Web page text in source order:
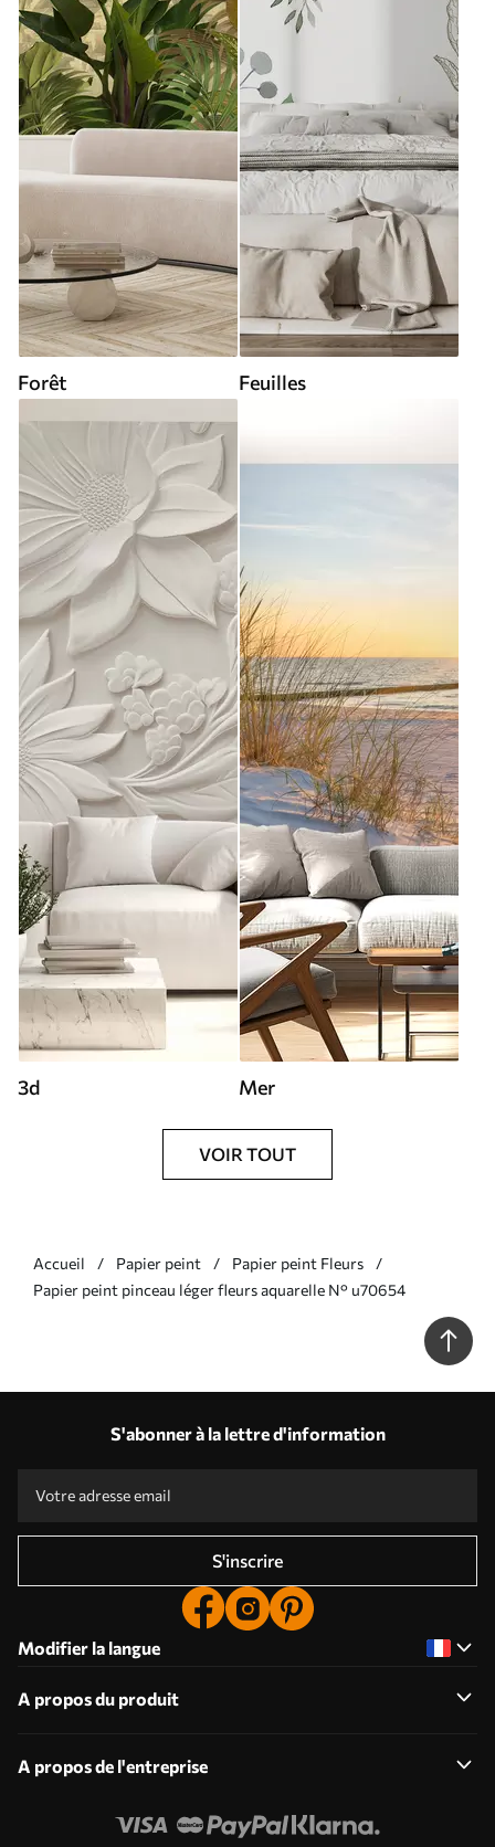
Forêt Feuilles
3d Mer
VOIR TOUT
Accueil Papier peint
Papier peint Fleurs
Papier peint pinceau léger fleurs aquarelle N° u70654
S'abonner à la lettre d'information
S'inscrire
Modifier la langue
A propos du produit
A propos de l'entreprise